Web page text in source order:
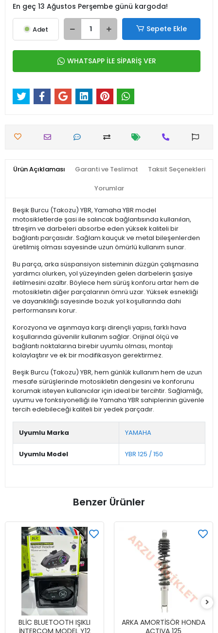
En geç 13 Ağustos Perşembe günü kargoda!
Adet Sepete Ekle
WHATSAPP İLE SİPARİŞ VER
Ürün Açıklaması Garanti ve Teslimat Taksit Seçenekleri
Yorumlar
Beşik Burcu (Takozu) YBR, Yamaha YBR model
motosikletlerde şasi ile salıncak bağlantısında kullanılan,
titreşim ve darbeleri absorbe eden yüksek kaliteli bir
bağlantı parçasıdır. Sağlam kauçuk ve metal bileşenlerden
üretilmiş olması sayesinde uzun ömürlü kullanım sunar.
Bu parça, arka süspansiyon sisteminin düzgün çalışmasına
yardımcı olurken, yol yüzeyinden gelen darbelerin şasiye
iletilmesini azaltır. Böylece hem sürüş konforu artar hem de
motosikletin diğer parçalarının ömrü uzar. Yüksek esnekliği
ve dayanıklılığı sayesinde bozuk yol koşullarında dahi
performansını korur.
Korozyona ve aşınmaya karşı dirençli yapısı, farklı hava
koşullarında güvenilir kullanım sağlar. Orijinal ölçü ve
bağlantı noktalarına birebir uyumlu olması, montajı
kolaylaştırır ve ek bir modifikasyon gerektirmez.
Beşik Burcu (Takozu) YBR, hem günlük kullanım hem de uzun
mesafe sürüşlerinde motosikletin dengesini ve konforunu
korumak isteyen kullanıcılar için ideal bir tercihtir. Sağlamlığı,
uyumu ve fonksiyonelliği ile Yamaha YBR sahiplerinin güvenle
tercih edebileceği kaliteli bir yedek parçadır.
Uyumlu Marka YAMAHA
Uyumlu Model YBR 125 / 150
Benzer Ürünler
BLİC BLUETOOTH IŞIKLI
ARKA AMORTİSÖR HONDA